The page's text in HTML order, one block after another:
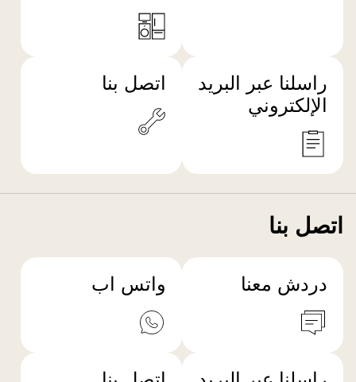
راسلنا عبر البريد
الإلكتروني
اتصل بنا
اتصل بنا
دردش معنا واتس اب